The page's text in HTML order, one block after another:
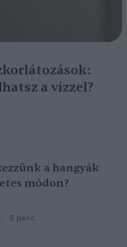
a vízzel?
a hangyák
módon?
5 perc